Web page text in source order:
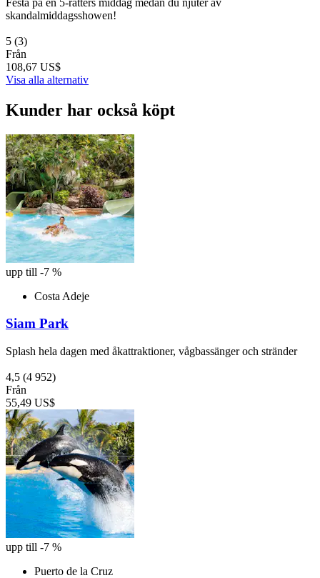
skandalmiddagsshowen!
5 (3)
Från
108,67 US$
Visa alla alternativ
Kunder har också köpt
upp till -7 %
Costa Adeje
Siam Park
Splash hela dagen med åkattraktioner, vågbassänger och stränder
4,5 (4 952)
Från
55,49 US$
upp till -7 %
Puerto de la Cruz